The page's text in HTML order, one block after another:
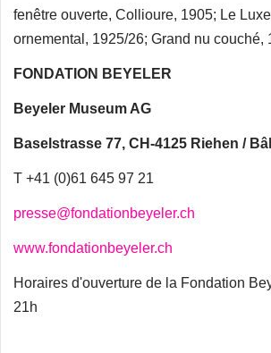
fenêtre ouverte, Collioure, 1905; Le
ornemental, 1925/26; Grand nu
FONDATION BEYELER
Beyeler Museum AG
Baselstrasse 77, CH-4125 Riehen /
T +41 (0)61 645 97 21
presse@fondationbeyeler.ch
www.fondationbeyeler.ch
Horaires d'ouverture de la Fondation
21h